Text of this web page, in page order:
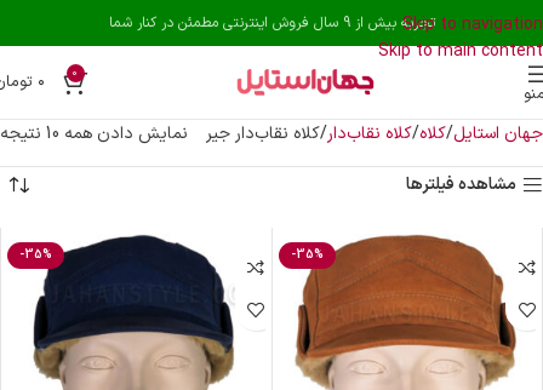
Skip to navigation
Skip to main content
تجربه بیش از 9 سال فروش اینترنتی مطمئن در کنار شما
0 ۰
جهان استایل کلاه کلاه نقاب‌دار کلاه نقاب‌دار جیر
نمایش دادن همه 10 نتیجه
مشاهده فیلترها
-35%
-35%